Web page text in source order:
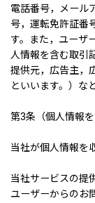
電話番号，メール
号，運転免許証番
す。また，ユーザ
人情報を含む取引
提供元，広告主，
といいます。）な
第3条（個人情報
当社が個人情報を
当社サービスの提
ユーザーからのお